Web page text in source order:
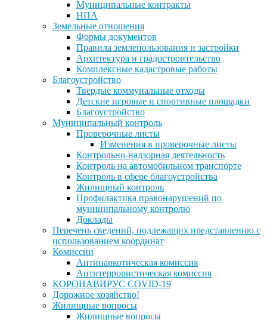
Муниципальные контракты
НПА
Земельные отношения
Формы документов
Правила землепользования и застройки
Архитектура и градостроительство
Комплексные кадастровые работы
Благоустройство
Твердые коммунальные отходы
Детские игровые и спортивные площадки
Благоустройство
Муниципальный контроль
Проверочные листы
Изменения в проверочные листы
Контрольно-надзорная деятельность
Контроль на автомобильном транспорте
Контроль в сфере благоустройства
Жилищный контроль
Профилактика правонарушений по
муниципальному контролю
Доклады
Перечень сведений, подлежащих представлению с
использованием координат
Комиссии
Антинаркотическая комиссия
Антитеррористическая комиссия
КОРОНАВИРУС COVID-19
Дорожное хозяйство!
Жилищные вопросы
Жилищные вопросы